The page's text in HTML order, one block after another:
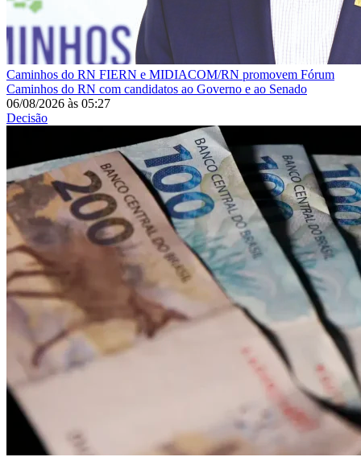
Caminhos do RN FIERN e MIDIACOM/RN promovem Fórum
Caminhos do RN com candidatos ao Governo e ao Senado
06/08/2026 às 05:27
Decisão